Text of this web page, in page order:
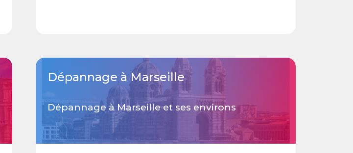
Dépannage à Marseille
Dépannage à Marseille et ses environs